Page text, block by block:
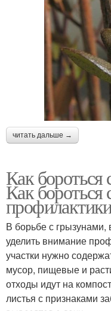
читать дальше →
Как бороться
Как
В борьбе с грызунами,
уделить внимание
участки нужно
мусор, пищевые и
отходы идут на
листья с признаками